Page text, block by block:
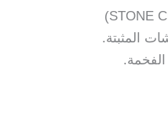
المثبتة.
الفخمة.